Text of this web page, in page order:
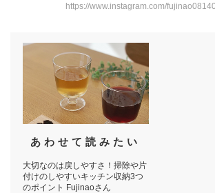
https://www.instagram.com/
あわせて読みたい
大切なのは戻しやすさ！掃除や片
付けのしやすいキッチン収納3つ
のポイント Fujinaoさん